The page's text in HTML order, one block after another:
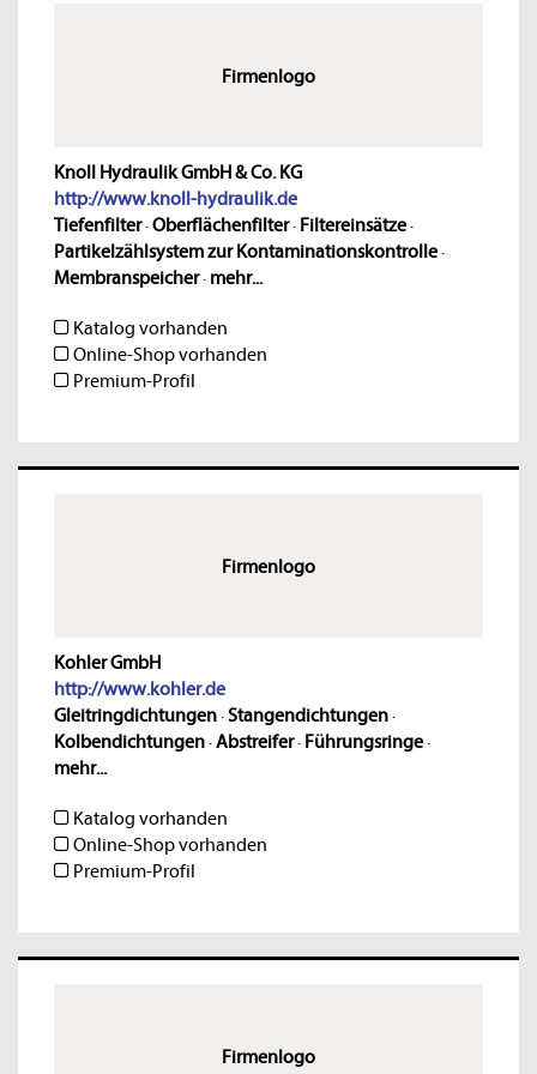
Firmenlogo
Knoll Hydraulik GmbH & Co. KG
http://www.knoll-hydraulik.de
Tiefenfilter·Oberflächenfilter· Filtereinsätze·
Partikelzählsystem zur Kontaminationskontrolle·
Membranspeicher· mehr...
Katalog vorhanden
Online-Shop vorhanden
Premium-Profil
Firmenlogo
Kohler GmbH
http://www.kohler.de
Gleitringdichtungen·Stangendichtungen·
Kolbendichtungen·Abstreifer· Führungsringe·
mehr...
Katalog vorhanden
Online-Shop vorhanden
Premium-Profil
Firmenlogo